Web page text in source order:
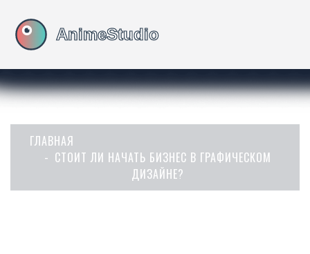
ГЛАВНАЯ
СТОИТ ЛИ НАЧАТЬ БИЗНЕС В ГРАФИЧЕСКОМ
ДИЗАЙНЕ?